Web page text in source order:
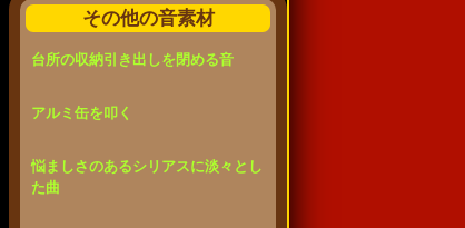
その他の音素材
台所の収納引き出しを閉める音
アルミ缶を叩く
悩ましさのあるシリアスに淡々とし
た曲